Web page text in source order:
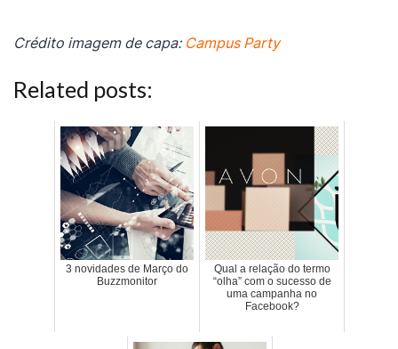
Crédito imagem de capa:Campus Party
Related posts:
3 novidades de Março do
Buzzmonitor
Qual a relação do termo
“olha” com o sucesso de
uma campanha no
Facebook?